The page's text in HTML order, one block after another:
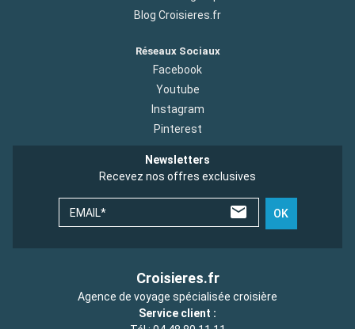
Blog Croisieres.fr
Réseaux Sociaux
Facebook
Youtube
Instagram
Pinterest
Newsletters
Recevez nos offres exclusives
EMAIL* OK
Croisieres.fr
Agence de voyage spécialisée croisière
Service client :